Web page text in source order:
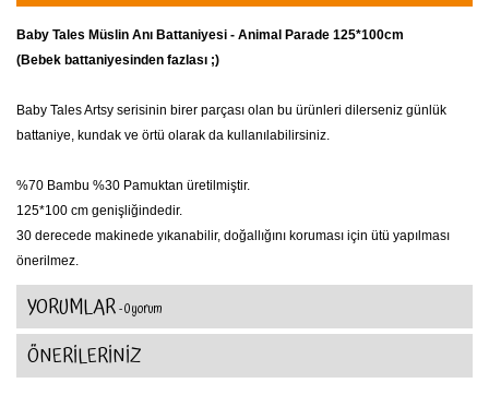
Baby Tales Müslin Anı Battaniyesi - Animal Parade 125*100cm
(Bebek battaniyesinden fazlası ;)
Baby Tales Artsy serisinin birer parçası olan bu ürünleri dilerseniz günlük
battaniye, kundak ve örtü olarak da kullanılabilirsiniz.
%70 Bambu %30 Pamuktan üretilmiştir.
125*100 cm genişliğindedir.
30 derecede makinede yıkanabilir, doğallığını koruması için ütü yapılması
önerilmez.
YORUMLAR- 0 yorum
ÖNERİLERİNİZ